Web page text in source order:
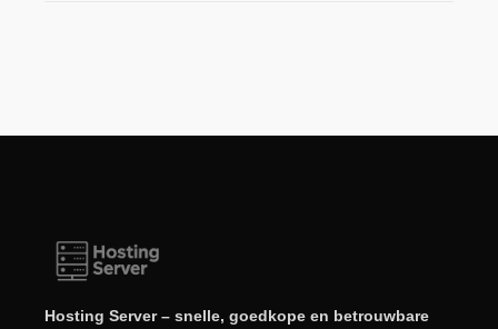
Hosting Server – snelle, goedkope en betrouwbare